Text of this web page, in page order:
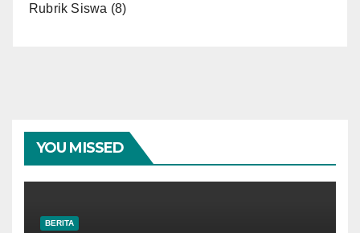
Rubrik Siswa (8)
YOU MISSED
BERITA